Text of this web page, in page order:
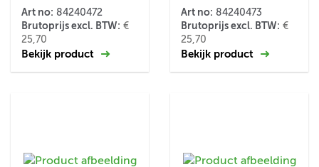
Art no: 84240472
Brutoprijs excl. BTW: €
25,70
Bekijk product
Art no: 84240473
Brutoprijs excl. BTW: €
25,70
Bekijk product